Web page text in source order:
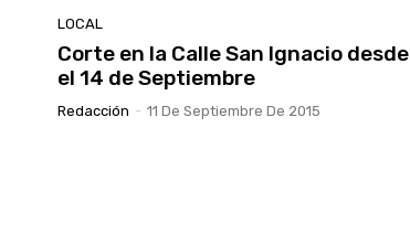
LOCAL
Corte en la Calle San Ignacio desde
el 14 de Septiembre
Redacción - 11 De Septiembre De 2015